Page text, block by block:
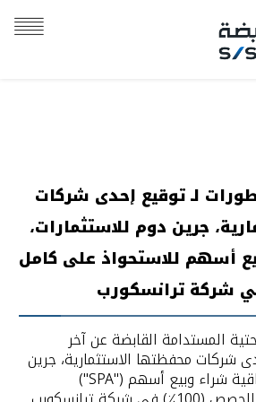
لـ توقيع إحدى شركات
جرين دوم للاستثمارات،
أسهم للاستحواذ على كامل
المستدامة القابضة عن آخر
شركات محفظتها الاستثمارية، جرين
دوم للاستثمارات، اتفاقية شراء وبيع أسهم ("SPA")